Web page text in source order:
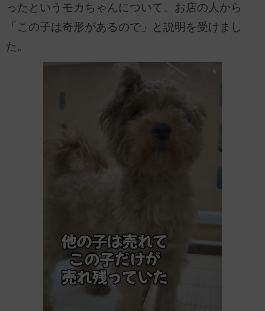
ったというモカちゃんについて、お店の人から
「この子は奇形があるので」と説明を受けまし
た。